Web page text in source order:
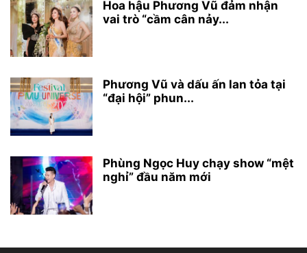
Hoa hậu Phương Vũ đảm nhận
vai trò “cầm cân nảy...
Phương Vũ và dấu ấn lan tỏa tại
“đại hội” phun...
Phùng Ngọc Huy chạy show “mệt
nghỉ” đầu năm mới